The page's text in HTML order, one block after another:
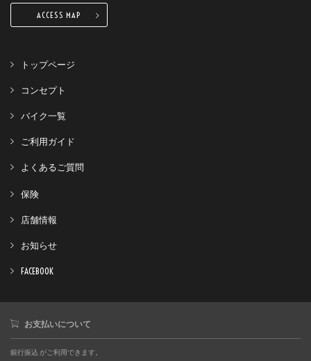
ACCESS MAP
トップページ
コンセプト
バイク一覧
ご利用ガイド
よくあるご質問
保険
店舗情報
お知らせ
FACEBOOK
お支払いについて
銀行振込 がご利用できます。